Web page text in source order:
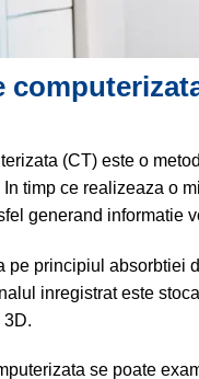
(CT) este o
timp ce realizeaza o
generand informatie
pe principiul absorbtiei
inregistrat este
3D.
se poate